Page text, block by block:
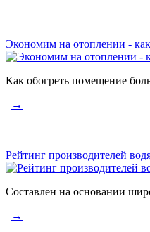
Экономим на отоплении -
Как обогреть помещение
→
Рейтинг производителей
Составлен на основании
→